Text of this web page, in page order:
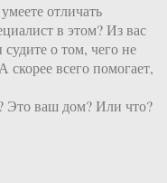
отличать
в этом? Из вас
о том, чего не
скорее всего помогает,
Это ваш дом? Или что?